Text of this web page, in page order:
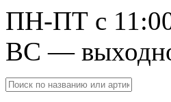
ПН-ПТ с
ВС —